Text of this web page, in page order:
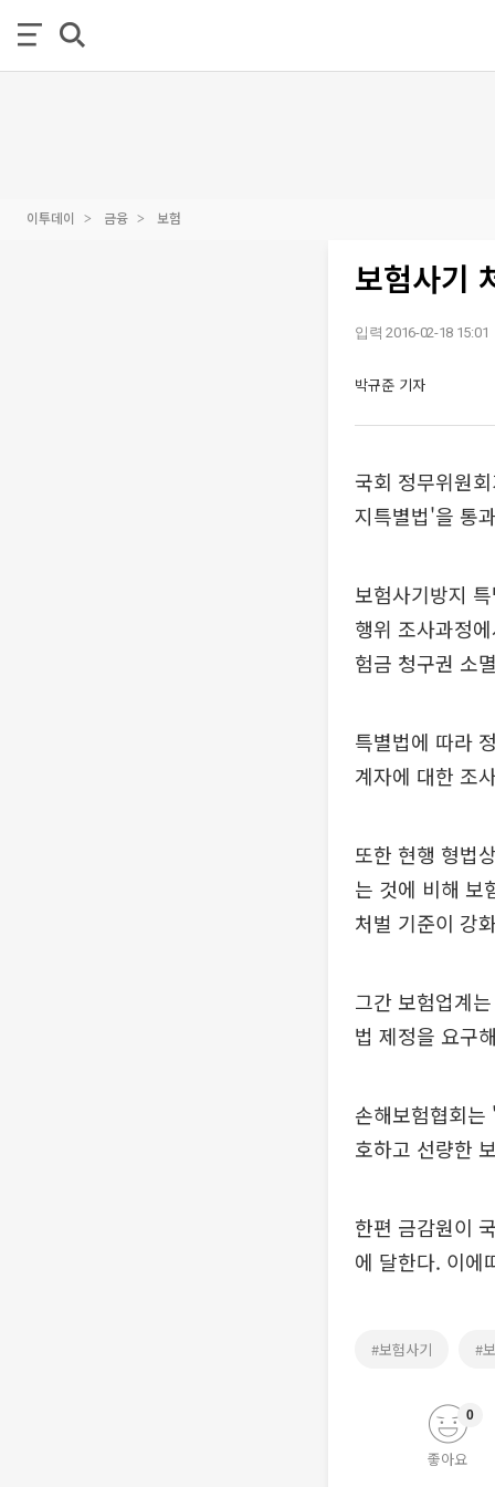
이투데이 금융 보험
보험사기
입력 2016-02-18 15:01
박규준 기자
국회 정무위원
지특별법'을 통
보험사기방지
행위 조사과정
험금 청구권 소
특별법에 따라
계자에 대한 조
또한 현행 형법
는 것에 비해 보
처벌 기준이 강
그간 보험업계
법 제정을 요구
손해보험협회
호하고 선량한
한편 금감원이
에 달한다. 이에
#보험사기 #
좋아요
0